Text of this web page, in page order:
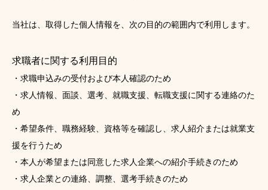
当社は、取得した個人情報を、次の目的の範囲内で利用します。
求職者に関する利用目的
・求職申込みの受付および本人確認のため
・求人情報、面談、選考、就職支援、転職支援に関する連絡のた
め
・希望条件、職務経験、資格等を確認し、求人紹介または就業支
援を行うため
・本人が希望または同意した求人企業への紹介手続きのため
・求人企業との連絡、調整、選考手続きのため